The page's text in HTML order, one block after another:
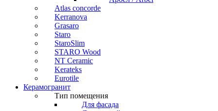
Atlas concorde
Kerranova
Grasaro
Staro
StaroSlim
STARO Wood
NT Ceramic
Kerateks
Eurotile
Керамогранит
Тип помещения
Для фасада